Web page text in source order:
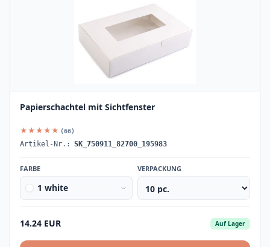
Papierschachtel mit Sichtfenster
★★★★★ (66)
Artikel-Nr.: SK_750911_82700_195983
FARBE
1 white
VERPACKUNG
14.24 EUR Auf Lager